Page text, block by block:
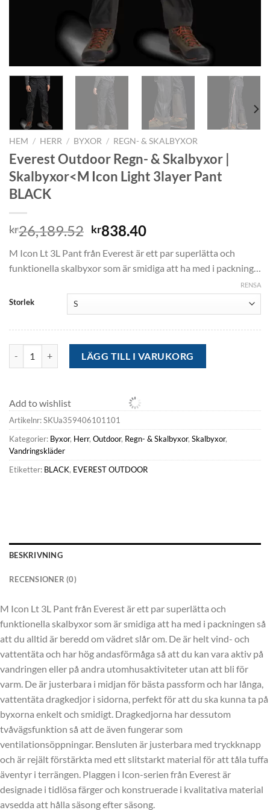
HEM / HERR / BYXOR / REGN- & SKALBYXOR
Everest Outdoor Regn- & Skalbyxor |
Skalbyxor<M Icon Light 3layer Pant
BLACK
kr26,189.52 Det
priset
var:
kr838.40Det
priset
är:
M Icon Lt 3L Pant från Everest är ett par superlätta och
funktionella skalbyxor som är smidiga att ha med i packning…
Storlek
RENSA
Everest Outdoor Regn- & Skalbyxor | Skalbyxor<M Icon Light 3layer
LÄGG TILL I VARUKORG
Add to wishlist
Artikelnr:SKUa359406101101
Kategorier: Byxor, Herr, Outdoor, Regn- & Skalbyxor, Skalbyxor,
Vandringskläder
Etiketter: BLACK, EVEREST OUTDOOR
BESKRIVNING
RECENSIONER (0)
M Icon Lt 3L Pant från Everest är ett par superlätta och
funktionella skalbyxor som är smidiga att ha med i packningen så
att du alltid är beredd om vädret slår om. De är helt vind- och
vattentäta och har hög andasförmåga så att du kan vara aktiv på
vandringen eller på andra utomhusaktiviteter utan att bli för
varm. De är justerbara i midjan för bästa passform och har långa,
vattentäta dragkedjor i sidorna, perfekt för att du ska kunna ta på
byxorna enkelt och smidigt. Dragkedjorna har dessutom
tvåvägsfunktion så att de även fungerar som
ventilationsöppningar. Bensluten är justerbara med tryckknapp
och är rejält förstärkta med ett slitstarkt material för att tåla tuffa
äventyr i terrängen. Plaggen i Icon-serien från Everest är
designade i tidlösa färger och konstruerade i kvalitativa material
avsedda att hålla säsong efter säsong.